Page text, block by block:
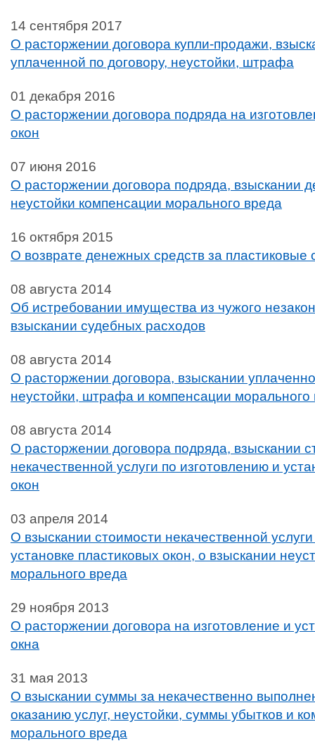
14 сентября 2017
О расторжении договора купли-продажи,
уплаченной по договору, неустойки, штрафа
01 декабря 2016
О расторжении договора подряда на
окон
07 июня 2016
О расторжении договора подряда, взыскании
неустойки компенсации морального вреда
16 октября 2015
О возврате денежных средств за пластиковые
08 августа 2014
Об истребовании имущества из чужого
взыскании судебных расходов
08 августа 2014
О расторжении договора, взыскании
неустойки, штрафа и компенсации морального
08 августа 2014
О расторжении договора подряда, взыскании
некачественной услуги по изготовлению и
окон
03 апреля 2014
О взыскании стоимости некачественной
установке пластиковых окон, о взыскании
морального вреда
29 ноября 2013
О расторжении договора на изготовление и
окна
31 мая 2013
О взыскании суммы за некачественно
оказанию услуг, неустойки, суммы убытков и
морального вреда